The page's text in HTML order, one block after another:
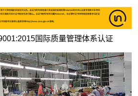
国际质量管理体系认证